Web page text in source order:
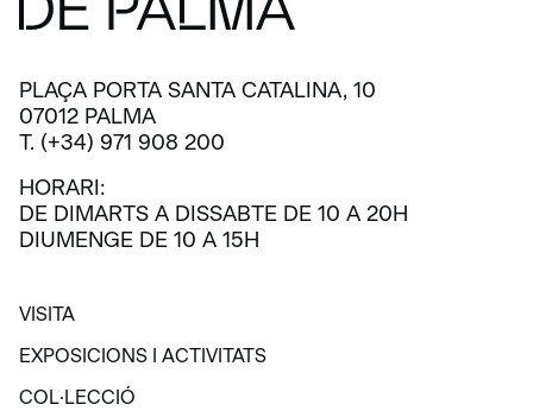
PLAÇA PORTA SANTA CATALINA, 10
07012 PALMA
T. (+34) 971 908 200
HORARI:
DE DIMARTS A DISSABTE DE 10 A 20H
DIUMENGE DE 10 A 15H
VISITA
VISITA
EXPOSICIONS I ACTIVITATS
EXPOSICIONS I ACTIVITATS
COL·LECCIÓ